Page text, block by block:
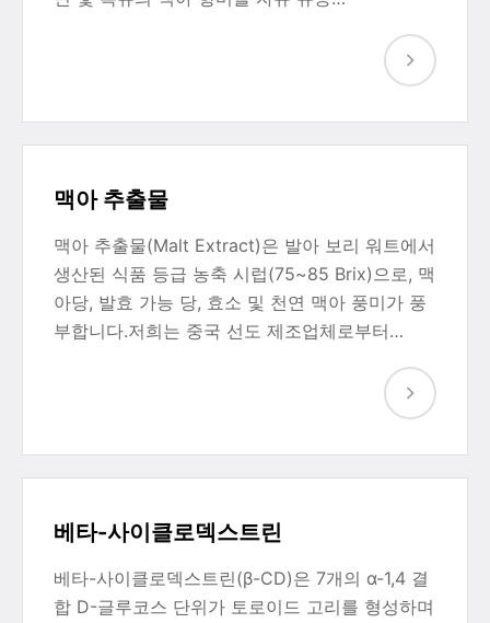
맥아 추출물
맥아 추출물(Malt Extract)은 발아 보리 워트에서
생산된 식품 등급 농축 시럽(75~85 Brix)으로, 맥
아당, 발효 가능 당, 효소 및 천연 맥아 풍미가 풍
부합니다.저희는 중국 선도 제조업체로부터…
베타-사이클로덱스트린
베타-사이클로덱스트린(β-CD)은 7개의 α-1,4 결
합 D-글루코스 단위가 토로이드 고리를 형성하며